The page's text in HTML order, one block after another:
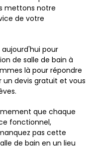
mettons notre
de votre
pour
de salle de bain à
là pour répondre
un devis gratuit et vous
que chaque
fonctionnel,
pas cette
de bain en un lieu